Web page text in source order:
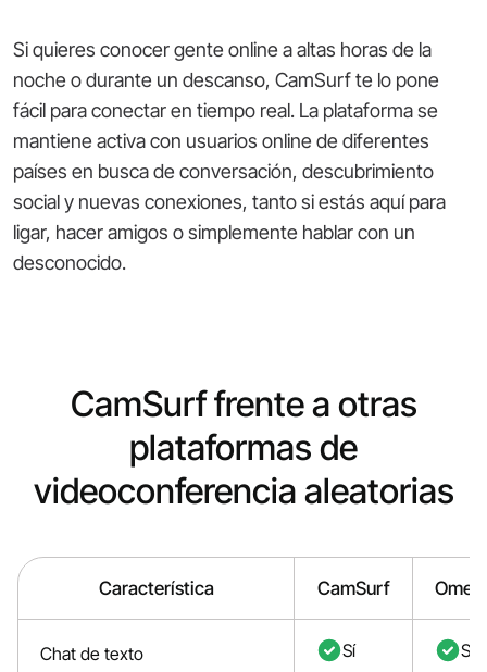
Si quieres conocer gente online a altas horas de la
noche o durante un descanso, CamSurf te lo pone
fácil para conectar en tiempo real. La plataforma se
mantiene activa con usuarios online de diferentes
países en busca de conversación, descubrimiento
social y nuevas conexiones, tanto si estás aquí para
ligar, hacer amigos o simplemente hablar con un
desconocido.
CamSurf frente a otras
plataformas de
videoconferencia aleatorias
Característica CamSurf
Chat de texto Sí Sí